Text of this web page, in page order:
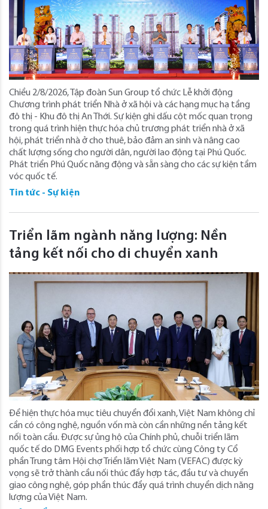
Chiều 2/8/2026, Tập đoàn Sun Group tổ chức Lễ khởi động
Chương trình phát triển Nhà ở xã hội và các hạng mục hạ tầng
đô thị - Khu đô thị An Thới. Sự kiện ghi dấu cột mốc quan trọng
trong quá trình hiện thực hóa chủ trương phát triển nhà ở xã
hội, phát triển nhà ở cho thuê, bảo đảm an sinh và nâng cao
chất lượng sống cho người dân, người lao động tại Phú Quốc.
Phát triển Phú Quốc năng động và sẵn sàng cho các sự kiện tầm
vóc quốc tế.
Tin tức - Sự kiện
Triển lãm ngành năng lượng: Nền
tảng kết nối cho di chuyển xanh
Để hiện thực hóa mục tiêu chuyển đổi xanh, Việt Nam không chỉ
cần có công nghệ, nguồn vốn mà còn cần những nền tảng kết
nối toàn cầu. Được sự ủng hộ của Chính phủ, chuỗi triển lãm
quốc tế do DMG Events phối hợp tổ chức cùng Công ty Cổ
phần Trung tâm Hội chợ Triển lãm Việt Nam (VEFAC) được kỳ
vọng sẽ trở thành cầu nối thúc đẩy hợp tác, đầu tư và chuyển
giao công nghệ, góp phần thúc đẩy quá trình chuyển dịch năng
lượng của Việt Nam.